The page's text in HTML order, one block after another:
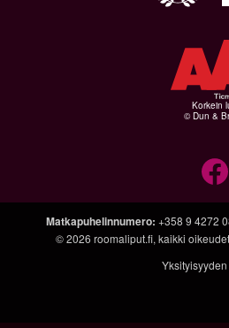
Korkein
© Dun &
Matkapuhelinnumero: +358 9 4272
© 2026 roomaliput.fi, kaikki